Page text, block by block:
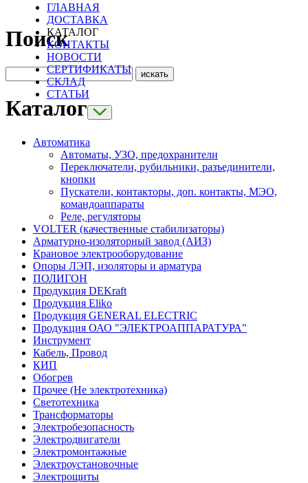
ГЛАВНАЯ
ДОСТАВКА
КАТАЛОГ
КОНТАКТЫ
НОВОСТИ
СЕРТИФИКАТЫ
СКЛАД
СТАТЬИ
Поиск
Каталог
Автоматика
Автоматы, УЗО, предохранители
Переключатели, рубильники, разъединители,
кнопки
Пускатели, контакторы, доп. контакты, МЭО,
командоаппараты
Реле, регуляторы
VOLTER (качественные стабилизаторы)
Арматурно-изоляторный завод (АИЗ)
Крановое электрооборудование
Опоры ЛЭП, изоляторы и арматура
ПОЛИГОН
Продукция DEKraft
Продукция Eliko
Продукция GENERAL ELECTRIC
Продукция ОАО "ЭЛЕКТРОАППАРАТУРА"
Инструмент
Кабель, Провод
КИП
Обогрев
Прочее (Не электротехника)
Светотехника
Трансформаторы
Электробезопасность
Электродвигатели
Электромонтажные
Электроустановочные
Электрощиты